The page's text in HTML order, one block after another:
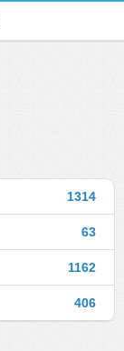
1314
63
1162
406